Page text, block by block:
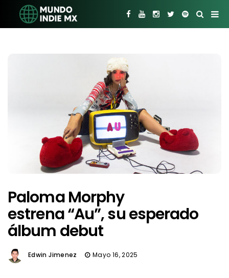
Paloma Morphy
estrena “Au”, su esperado
álbum debut
Edwin Jimenez Mayo 16, 2025